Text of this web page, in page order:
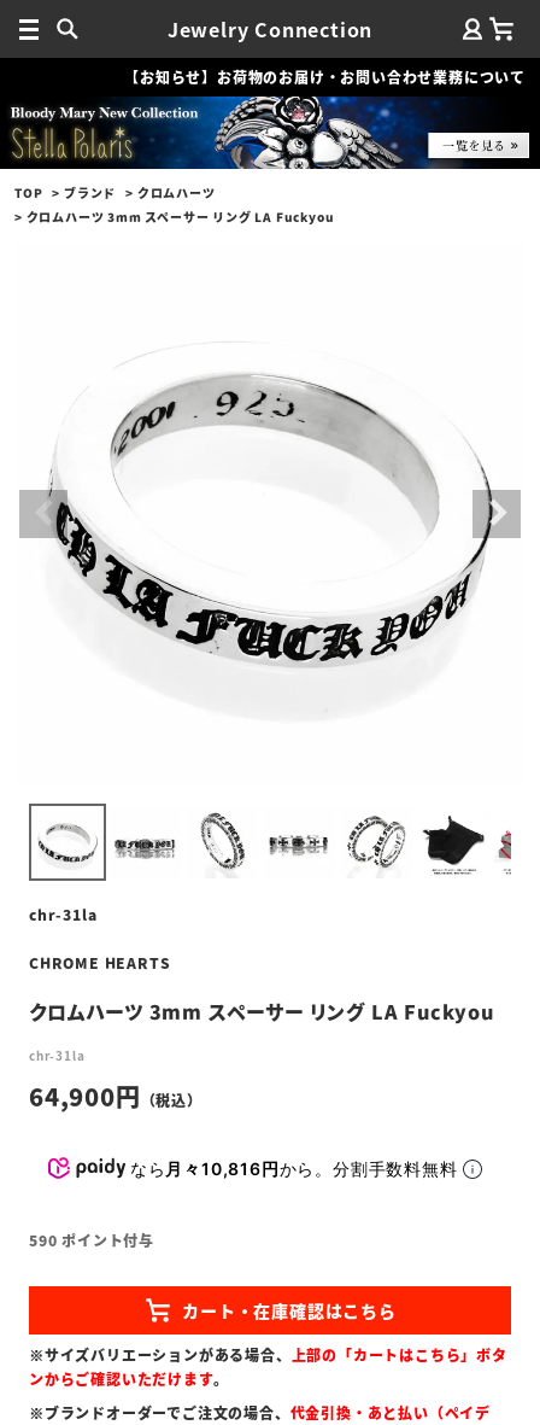
Jewelry Connection
【お知らせ】お荷物のお届け・お問い合わせ業務について
TOP ブランド
クロムハーツ
クロムハーツ 3mm スペーサー リング LA Fuckyou
chr-31la
CHROME HEARTS
クロムハーツ 3mm スペーサー リング LA Fuckyou
chr-31la
64,900
なら 月々10,816円から。分割手数料無料
590 ポイント付与
※サイズバリエーションがある場合、 上部の「カートはこちら」ボタ
ンからご確認いただけます。
※ブランドオーダーでご注文の場合、 代金引換・あと払い（ペイデ